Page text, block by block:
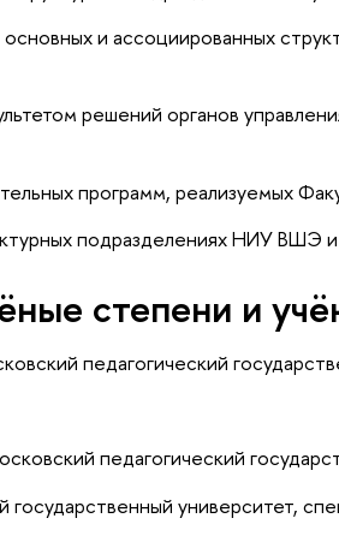
и ассоциированных
решений органов
программ, реализуемых
подразделениях НИУ
степени и
педагогический
педагогический
университет,